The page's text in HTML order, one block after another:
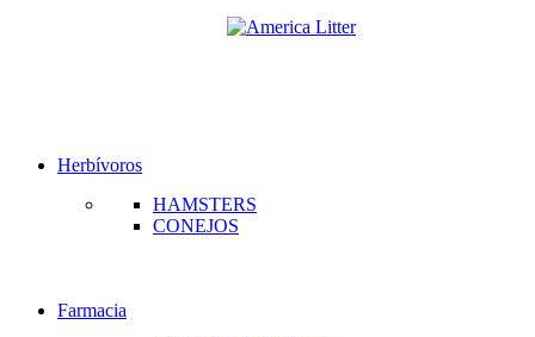
Herbívoros
HAMSTERS
CONEJOS
Farmacia